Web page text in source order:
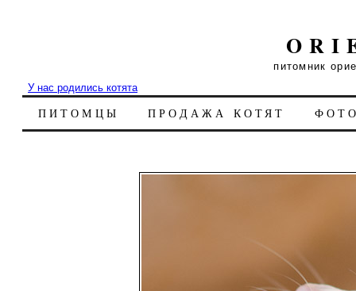
питомник
У нас родились котята
ПИТОМЦЫ ПРОДАЖА КОТЯТ